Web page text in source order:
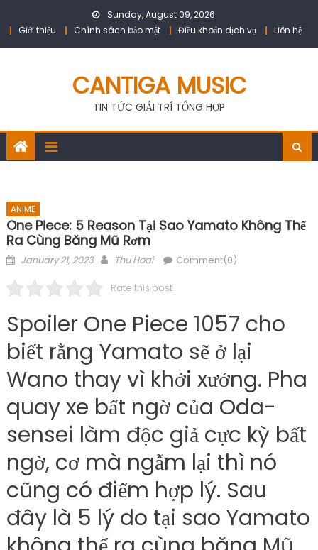
Sunday, August 09, 2026
Giới thiệu
Chính sách bảo mật Điều khoản dịch vụ Liên hệ
CANTIGA MUSIC
TIN TỨC GIẢI TRÍ TỔNG HỢP
ANIME
One Piece: 5 Reason Tại Sao Yamato Không Thể
Ra Cùng Băng Mũ Rơm
Posted
January 21, 2023 Author
Thu Hoai Comment(0)
Rate this post
Spoiler One Piece 1057 cho
biết rằng Yamato sẽ ở lại
Wano thay vì khởi xướng. Pha
quay xe bất ngờ của Oda-
sensei làm độc giả cực kỳ bất
ngờ, cơ mà ngẫm lại thì nó
cũng có điểm hợp lý. Sau
đây là 5 lý do tại sao Yamato